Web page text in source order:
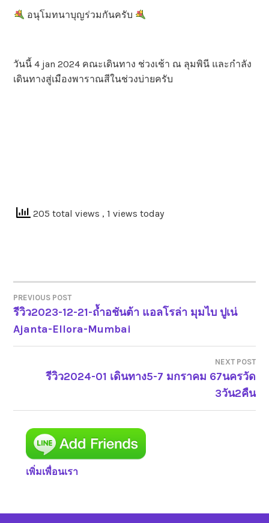
อนุโมทนาบุญร่วมกันครับ
วันนี้ 4 jan 2024 คณะเดินทาง ช่วงเช้า ณ ลุมพินี และกำลัง
เดินทางสู่เมืองพาราณสีในช่วงบ่ายครับ
205 total views , 1 views today
แนะแนว
เรื่อง
PREVIOUS POST
รีวิว2023-12-21-ถ้ำอชันต้า แอลโรล่า มุมไบ ปูเน่
Ajanta-Ellora-Mumbai
NEXT POST
รีวิว2024-01 เดินทาง5-7 มกราคม 67นครวัด
3วัน2คืน
เพิ่มเพื่อนเรา